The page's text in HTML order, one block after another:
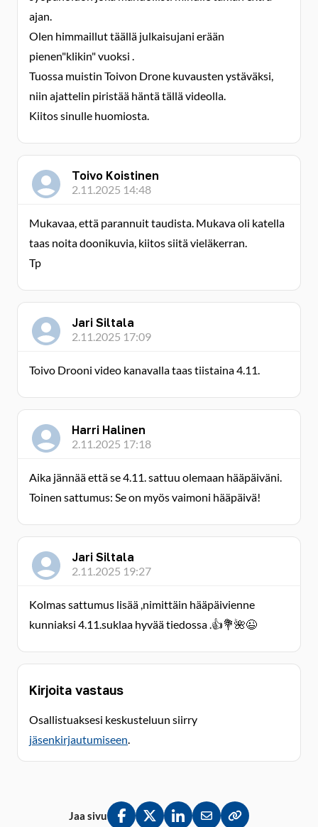
ajan.
Olen himmaillut täällä julkaisujani erään
pienen"klikin" vuoksi .
Tuossa muistin Toivon Drone kuvausten ystäväksi,
niin ajattelin piristää häntä tällä videolla.
Kiitos sinulle huomiosta.
Toivo Koistinen
2.11.2025 14:48
Mukavaa, että parannuit taudista. Mukava oli katella
taas noita doonikuvia, kiitos siitä vieläkerran.
Tp
Jari Siltala
2.11.2025 17:09
Toivo Drooni video kanavalla taas tiistaina 4.11.
Harri Halinen
2.11.2025 17:18
Aika jännää että se 4.11. sattuu olemaan hääpäiväni.
Toinen sattumus: Se on myös vaimoni hääpäivä!
Jari Siltala
2.11.2025 19:27
Kolmas sattumus lisää ,nimittäin hääpäivienne
kunniaksi 4.11.suklaa hyvää tiedossa .👍💐🌺😉
Kirjoita vastaus
Osallistuaksesi keskusteluun siirry
jäsenkirjautumiseen.
Jaa sivu
Jaa Facebookissa
Jaa Twitterissä
Jaa LinkedInissä
Jaa sähköpostitse
Kopioi linkki